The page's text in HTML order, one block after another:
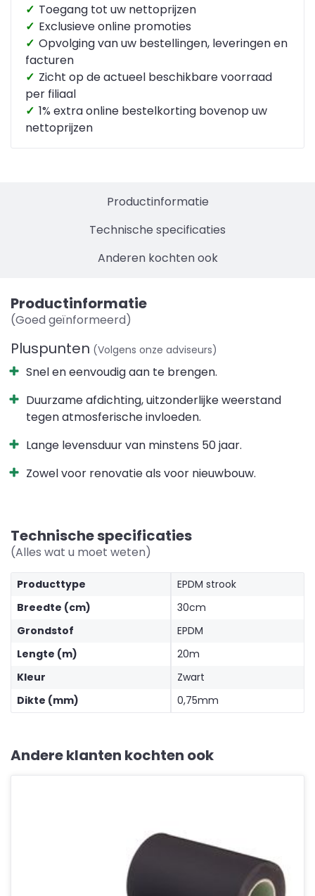
✓ Toegang tot uw nettoprijzen
✓ Exclusieve online promoties
✓ Opvolging van uw bestellingen, leveringen en
facturen
✓ Zicht op de actueel beschikbare voorraad
per filiaal
✓ 1% extra online bestelkorting bovenop uw
nettoprijzen
Productinformatie
Technische specificaties
Anderen kochten ook
Productinformatie
(Goed geïnformeerd)
Pluspunten (Volgens onze adviseurs)
Snel en eenvoudig aan te brengen.
Duurzame afdichting, uitzonderlijke weerstand
tegen atmosferische invloeden.
Lange levensduur van minstens 50 jaar.
Zowel voor renovatie als voor nieuwbouw.
Technische specificaties
(Alles wat u moet weten)
Producttype
EPDM strook
Breedte (cm)
30cm
Grondstof
EPDM
Lengte (m)
20m
Kleur
Zwart
Dikte (mm)
0,75mm
Andere klanten kochten ook